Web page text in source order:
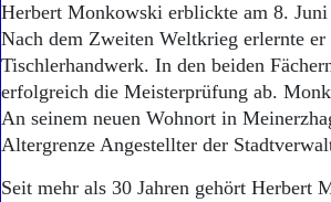
Leben
Geschichte
Ostpreußen
Pommern
Berlin-
Schlesien
Bücher
Herbert Monkowski erblickte am 8.
Nach dem Zweiten Weltkrieg erlernte er
Tischlerhandwerk. In den beiden
erfolgreich die Meisterprüfung ab.
An seinem neuen Wohnort in
Altergrenze Angestellter der
Seit mehr als 30 Jahren gehört Herbert